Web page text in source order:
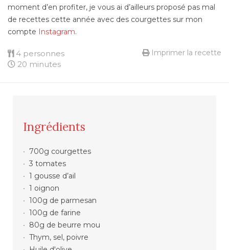
moment d’en profiter, je vous ai d’ailleurs proposé pas mal
de recettes cette année avec des courgettes sur mon
compte Instagram.
4 personnes
20 minutes
Imprimer la recette
Ingrédients
700g courgettes
3 tomates
1 gousse d’ail
1 oignon
100g de parmesan
100g de farine
80g de beurre mou
Thym, sel, poivre